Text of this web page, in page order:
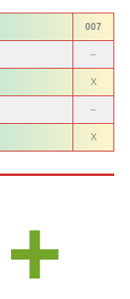
007
–
X
–
X
+